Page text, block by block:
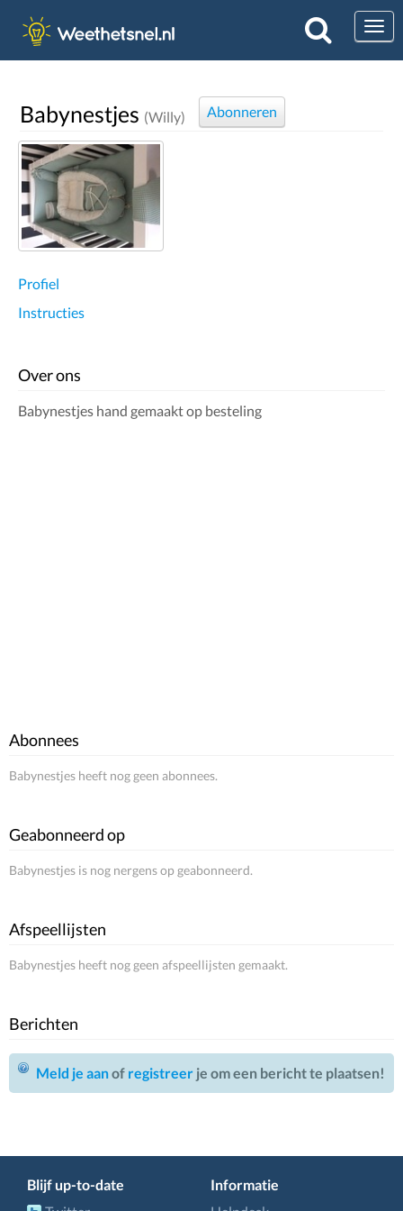
Babynestjes (Willy) Abonneren
Profiel
Instructies
Over ons
Babynestjes hand gemaakt op besteling
Abonnees
Babynestjes heeft nog geen abonnees.
Geabonneerd op
Babynestjes is nog nergens op geabonneerd.
Afspeellijsten
Babynestjes heeft nog geen afspeellijsten gemaakt.
Berichten
Meld je aanof registreer je om een bericht te plaatsen!
Blijf up-to-date
Informatie